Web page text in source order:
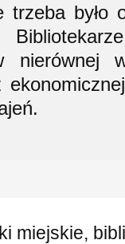
trzeba było
nierównej
miejskie,